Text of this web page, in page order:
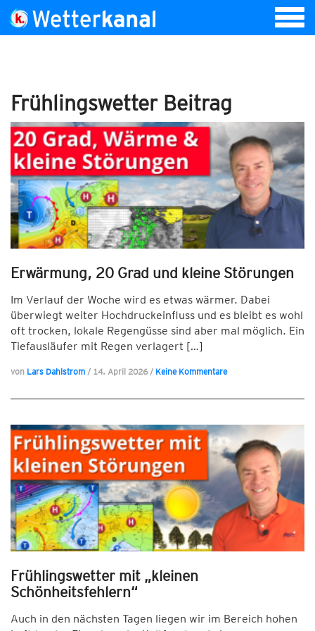
Frühlingswetter Beitrag
Erwärmung, 20 Grad und kleine Störungen
Im Verlauf der Woche wird es etwas wärmer. Dabei
überwiegt weiter Hochdruckeinfluss und es bleibt es wohl
oft trocken, lokale Regengüsse sind aber mal möglich. Ein
Tiefausläufer mit Regen verlagert […]
von Lars Dahlstrom / 14. April 2026/ Keine Kommentare
Frühlingswetter mit „kleinen
Schönheitsfehlern“
Auch in den nächsten Tagen liegen wir im Bereich hohen